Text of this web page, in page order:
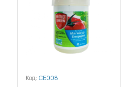
Код: СБ008